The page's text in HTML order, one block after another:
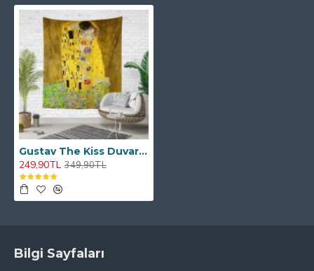
Gustav The Kiss Duvar Örtüsü
249,90TL 349,90TL
Bilgi Sayfaları